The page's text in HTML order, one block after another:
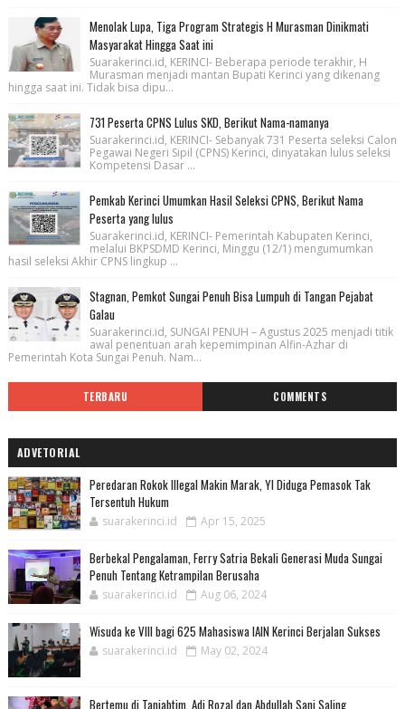
Menolak Lupa, Tiga Program Strategis H Murasman Dinikmati
Masyarakat Hingga Saat ini
Suarakerinci.id, KERINCI- Beberapa periode terakhir, H
Murasman menjadi mantan Bupati Kerinci yang dikenang
hingga saat ini. Tidak bisa dipu...
731 Peserta CPNS Lulus SKD, Berikut Nama-namanya
Suarakerinci.id, KERINCI- Sebanyak 731 Peserta seleksi Calon
Pegawai Negeri Sipil (CPNS) Kerinci, dinyatakan lulus seleksi
Kompetensi Dasar ...
Pemkab Kerinci Umumkan Hasil Seleksi CPNS, Berikut Nama
Peserta yang lulus
Suarakerinci.id, KERINCI- Pemerintah Kabupaten Kerinci,
melalui BKPSDMD Kerinci, Minggu (12/1) mengumumkan
hasil seleksi Akhir CPNS lingkup ...
Stagnan, Pemkot Sungai Penuh Bisa Lumpuh di Tangan Pejabat
Galau
Suarakerinci.id, SUNGAI PENUH – Agustus 2025 menjadi titik
awal penentuan arah kepemimpinan Alfin-Azhar di
Pemerintah Kota Sungai Penuh. Nam...
TERBARU COMMENTS
ADVETORIAL
Peredaran Rokok Illegal Makin Marak, YI Diduga Pemasok Tak
Tersentuh Hukum
suarakerinci.id Apr 15, 2025
Berbekal Pengalaman, Ferry Satria Bekali Generasi Muda Sungai
Penuh Tentang Ketrampilan Berusaha
suarakerinci.id Aug 06, 2024
Wisuda ke VIII bagi 625 Mahasiswa IAIN Kerinci Berjalan Sukses
suarakerinci.id May 02, 2024
Bertemu di Tanjabtim, Adi Rozal dan Abdullah Sani Saling